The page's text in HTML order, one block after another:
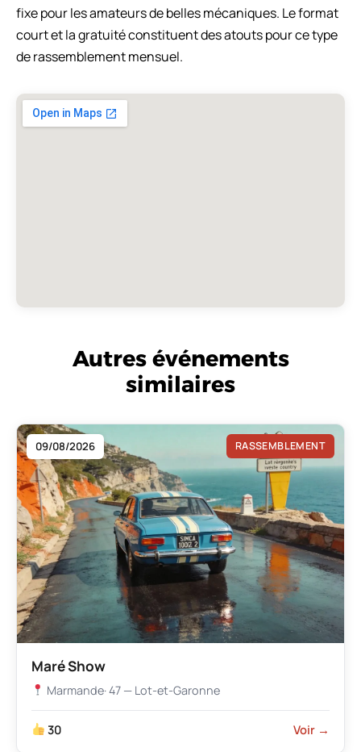
fixe pour les amateurs de belles mécaniques. Le format
court et la gratuité constituent des atouts pour ce type
de rassemblement mensuel.
Autres événements
similaires
09/08/2026 RASSEMBLEMENT
Maré Show
Marmande· 47 — Lot-et-Garonne
30 Voir →